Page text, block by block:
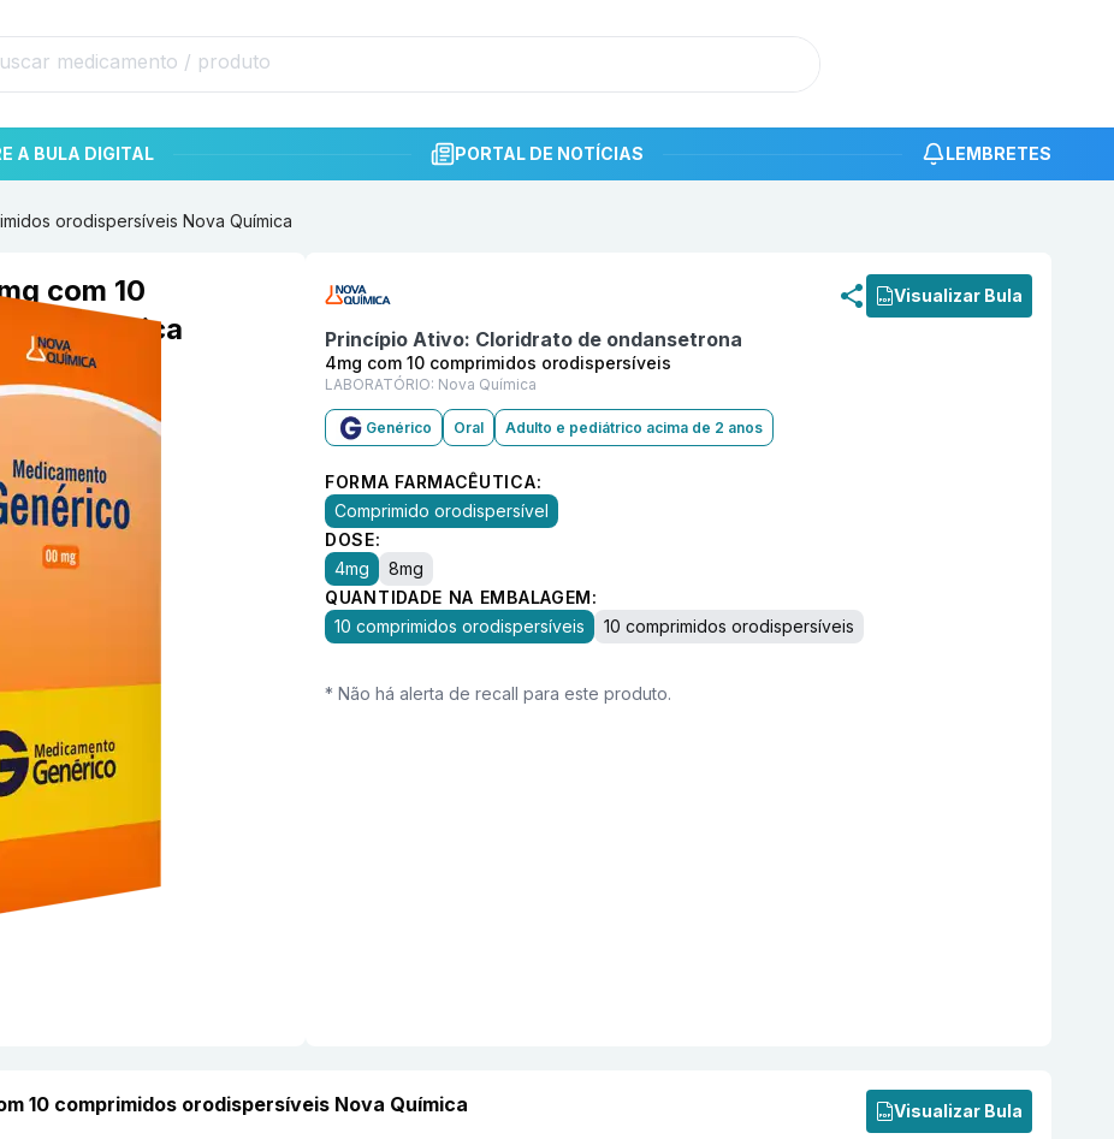
A BULA DIGITAL PORTAL DE NOTÍCIAS LEMBRETES
orodispersíveis Nova Química
com 10
Química
Visualizar Bula
Princípio Ativo: Cloridrato de ondansetrona
4mg com 10 comprimidos orodispersíveis
LABORATÓRIO: Nova Química
Genérico Oral Adulto e pediátrico acima de 2 anos
FORMA FARMACÊUTICA:
Comprimido orodispersível
DOSE:
4mg
8mg
QUANTIDADE NA EMBALAGEM:
10 comprimidos orodispersíveis
10 comprimidos orodispersíveis
* Não há alerta de recall para este produto.
10 comprimidos orodispersíveis Nova Química Visualizar Bula